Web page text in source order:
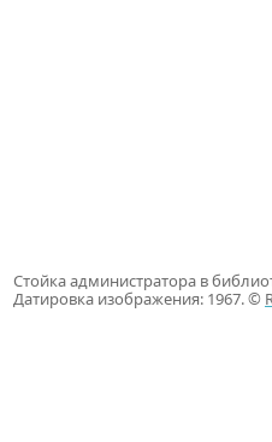
Стойка администратора в
Датировка изображения: 1967. ©